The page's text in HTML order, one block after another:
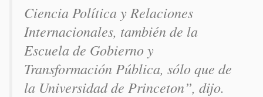
Ciencia Política y Relaciones
Internacionales, también de la
Escuela de Gobierno y
Transformación Pública, sólo que de
la Universidad de Princeton”, dijo.